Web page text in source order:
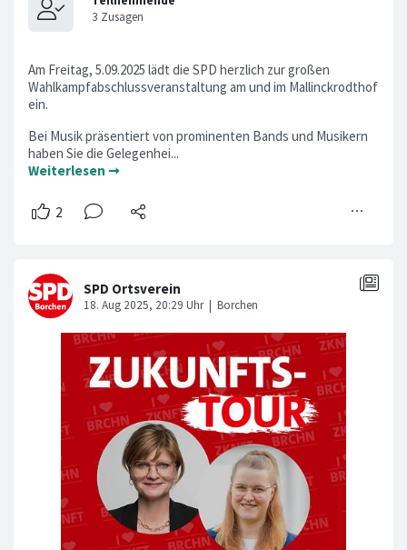
Am Freitag, 5.09.2025 lädt die SPD herzlich zur großen
Wahlkampfabschlussveranstaltung am und im Mallinckrodthof
ein.
Bei Musik präsentiert von prominenten Bands und Musikern
haben Sie die Gelegenhei...
Weiterlesen ➞